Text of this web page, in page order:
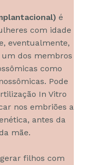
é
com idade
eventualmente,
dos membros
como
Pode
In Vitro
nos embriões a
antes da
mãe.
filhos com